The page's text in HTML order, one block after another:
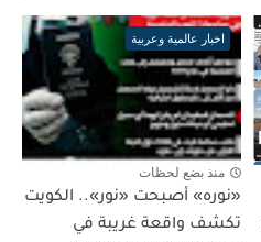
اخبار عالمية وعربية
منذ بضع لحظات
«نوره» أصبحت «نور».. الكويت
تكشف واقعة غريبة في